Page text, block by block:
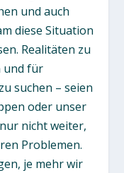
und auch
diese Situation
Realitäten zu
und für
suchen – seien
oder unser
nicht weiter,
Problemen.
je mehr wir